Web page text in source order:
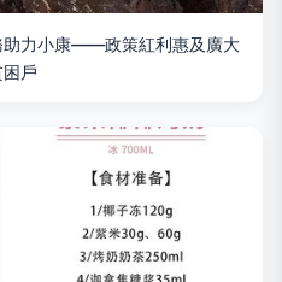
助力小康——政策紅利惠及廣大
戶